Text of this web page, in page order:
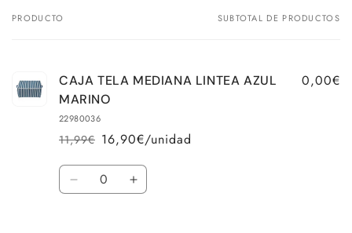
Tu
PRODUCTO SUBTOTAL DE PRODUCTOS
CAJA TELA MEDIANA LINTEA AZUL
MARINO
22980036
Precio
habitual
11,99€
Precio
de
oferta
16,90€/unidad
0,00€
Cantidad
Reducir
Aumentar